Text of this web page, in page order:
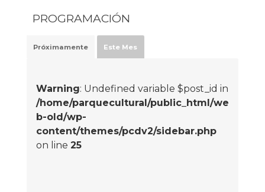
PROGRAMACIÓN
Próximamente Este Mes
Warning: Undefined variable $post_id in
/home/parquecultural/public_html/we
b-old/wp-
content/themes/pcdv2/sidebar.php
on line 25